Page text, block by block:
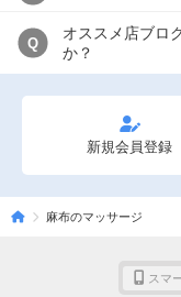
Q
オススメ店ブロ
か？
新規会員登録
麻布のマッサージ
スマ